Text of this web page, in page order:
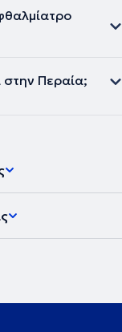
στην Περαία;